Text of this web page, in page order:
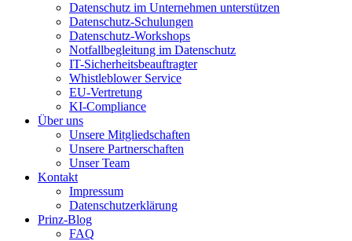
Datenschutz im Unternehmen unterstützen
Datenschutz-Schulungen
Datenschutz-Workshops
Notfallbegleitung im Datenschutz
IT-Sicherheitsbeauftragter
Whistleblower Service
EU-Vertretung
KI-Compliance
Über uns
Unsere Mitgliedschaften
Unsere Partnerschaften
Unser Team
Kontakt
Impressum
Datenschutzerklärung
Prinz-Blog
FAQ